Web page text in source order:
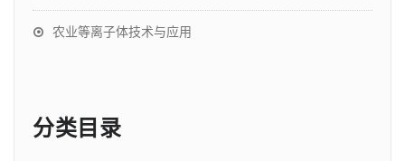
农业等离子体技术与应用
分类目录